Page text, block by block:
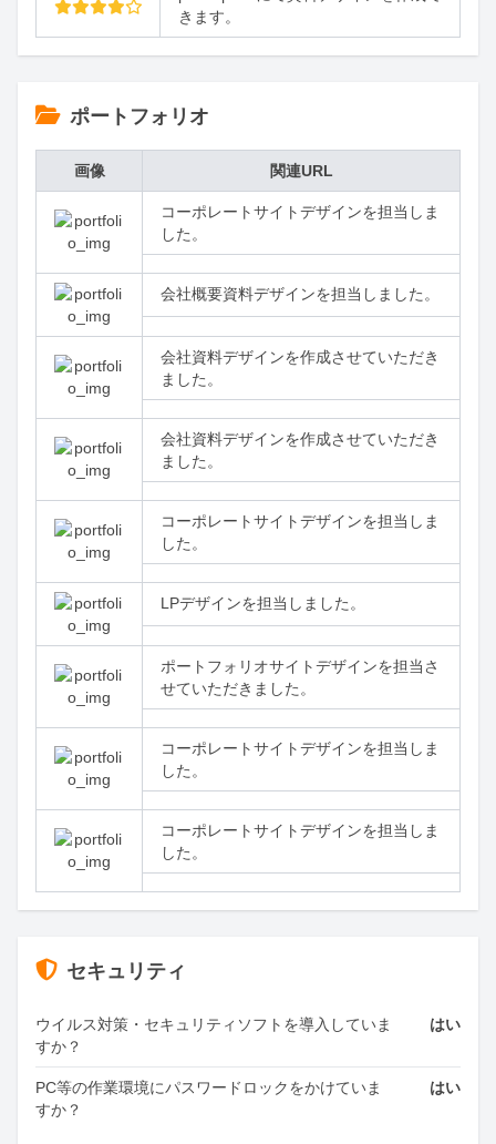
きます。
ポートフォリオ
画像 関連URL
コーポレートサイトデザインを担当しま
した。
会社概要資料デザインを担当しました。
会社資料デザインを作成させていただき
ました。
会社資料デザインを作成させていただき
ました。
コーポレートサイトデザインを担当しま
した。
LPデザインを担当しました。
ポートフォリオサイトデザインを担当さ
せていただきました。
コーポレートサイトデザインを担当しま
した。
コーポレートサイトデザインを担当しま
した。
セキュリティ
ウイルス対策・セキュリティソフトを導入していま
すか？
はい
PC等の作業環境にパスワードロックをかけていま
すか？
はい